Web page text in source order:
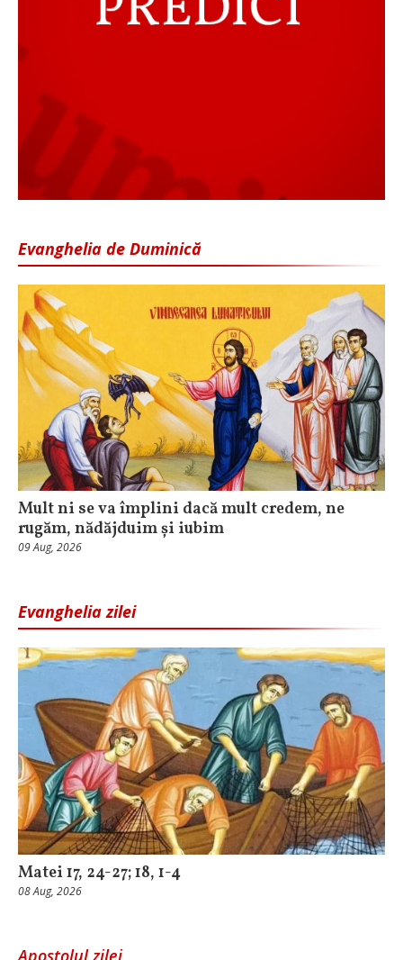
Evanghelia de Duminică
Mult ni se va împlini dacă mult credem, ne
rugăm, nădăjduim și iubim
09 Aug, 2026
Evanghelia zilei
Matei 17, 24-27; 18, 1-4
08 Aug, 2026
Apostolul zilei